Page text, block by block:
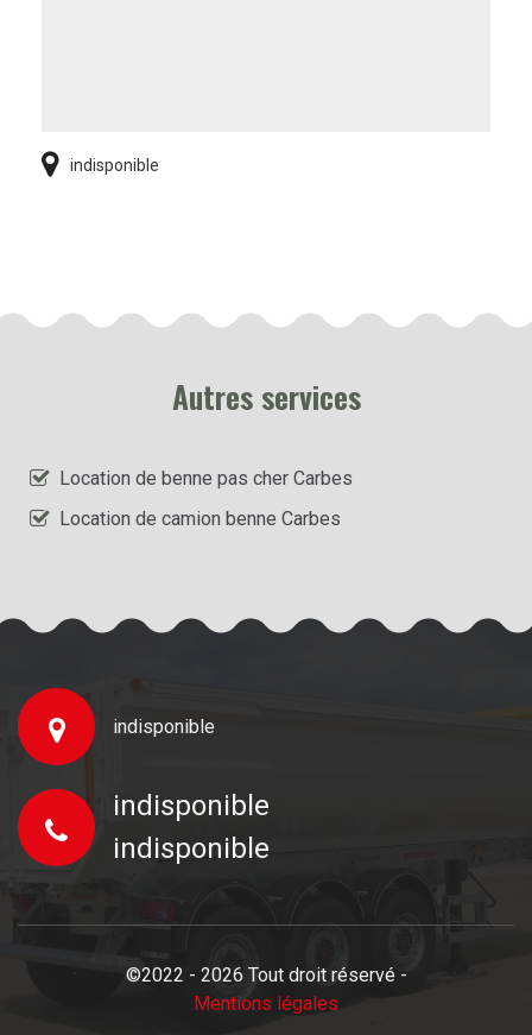
indisponible
Autres services
Location de benne pas cher Carbes
Location de camion benne Carbes
indisponible
indisponible
indisponible
©2022 - 2026 Tout droit réservé -
Mentions légales